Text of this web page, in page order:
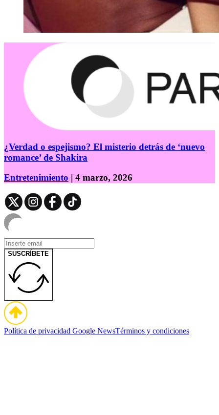
¿Verdad o espejismo? El misterio detrás de ‘nuevo
romance’ de Shakira
Entretenimiento | 4 marzo, 2026
SUSCRÍBETE
Política de privacidad Google NewsTérminos y condiciones